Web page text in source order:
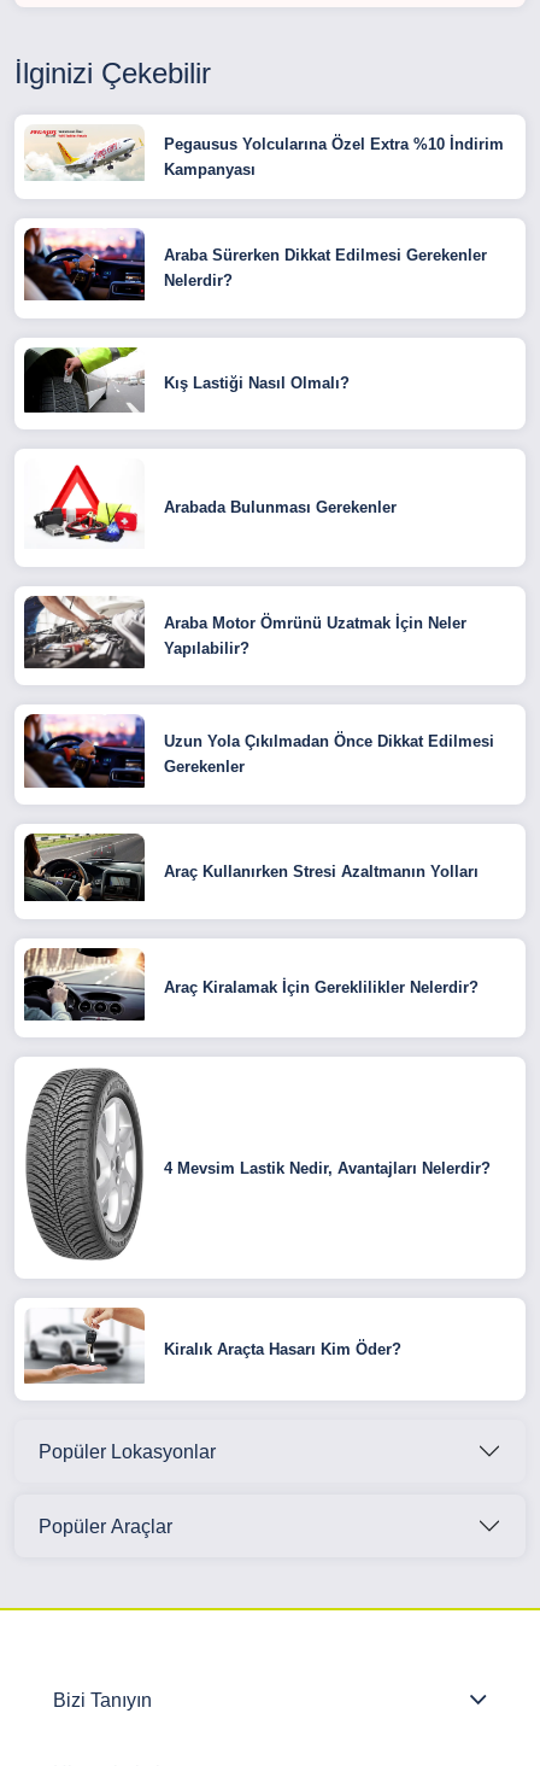
İlginizi Çekebilir
Pegausus Yolcularına Özel Extra %10 İndirim
Kampanyası
Araba Sürerken Dikkat Edilmesi Gerekenler
Nelerdir?
Kış Lastiği Nasıl Olmalı?
Arabada Bulunması Gerekenler
Araba Motor Ömrünü Uzatmak İçin Neler
Yapılabilir?
Uzun Yola Çıkılmadan Önce Dikkat Edilmesi
Gerekenler
Araç Kullanırken Stresi Azaltmanın Yolları
Araç Kiralamak İçin Gereklilikler Nelerdir?
4 Mevsim Lastik Nedir, Avantajları Nelerdir?
Kiralık Araçta Hasarı Kim Öder?
Popüler Lokasyonlar
Popüler Araçlar
Bizi Tanıyın